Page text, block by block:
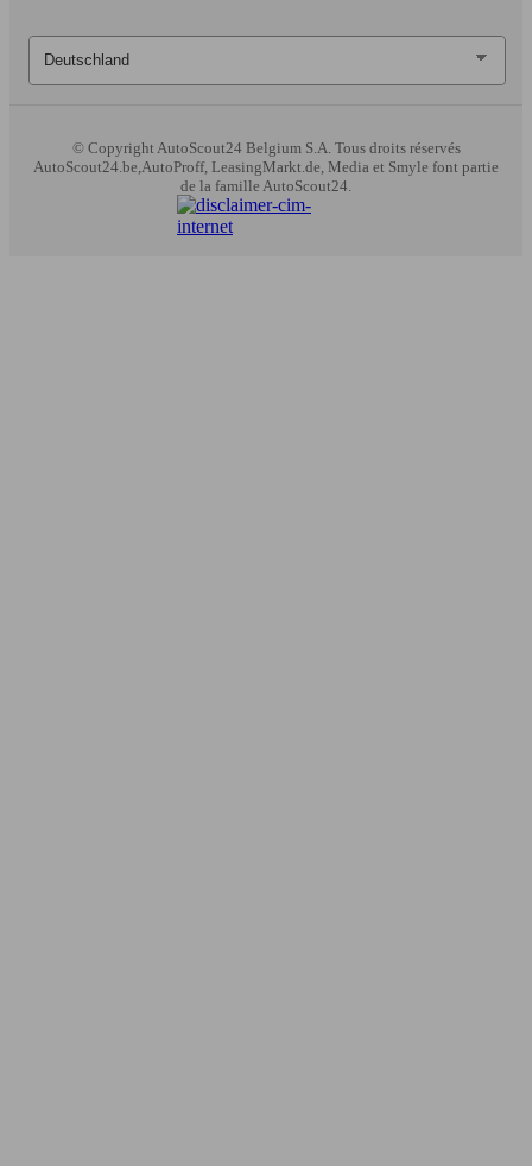
© Copyright AutoScout24 Belgium S.A. Tous droits réservés
AutoScout24.be,AutoProff, LeasingMarkt.de, Media et Smyle font partie
de la famille AutoScout24.